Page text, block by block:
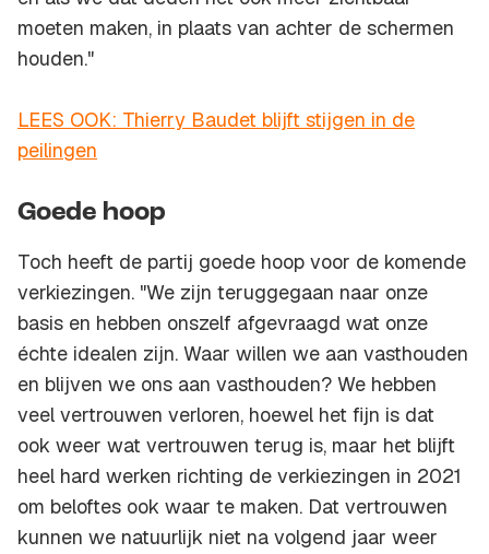
moeten maken, in plaats van achter de schermen
houden."
LEES OOK: Thierry Baudet blijft stijgen in de
peilingen
Goede hoop
Toch heeft de partij goede hoop voor de komende
verkiezingen. "We zijn teruggegaan naar onze
basis en hebben onszelf afgevraagd wat onze
échte idealen zijn. Waar willen we aan vasthouden
en blijven we ons aan vasthouden? We hebben
veel vertrouwen verloren, hoewel het fijn is dat
ook weer wat vertrouwen terug is, maar het blijft
heel hard werken richting de verkiezingen in 2021
om beloftes ook waar te maken. Dat vertrouwen
kunnen we natuurlijk niet na volgend jaar weer